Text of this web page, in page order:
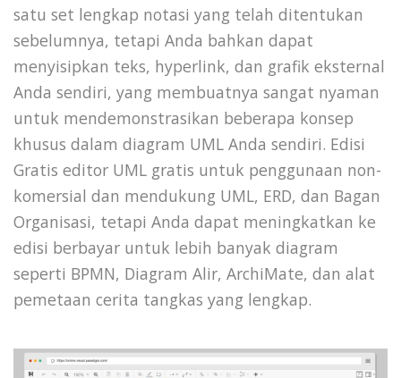
satu set lengkap notasi yang telah ditentukan
sebelumnya, tetapi Anda bahkan dapat
menyisipkan teks, hyperlink, dan grafik eksternal
Anda sendiri, yang membuatnya sangat nyaman
untuk mendemonstrasikan beberapa konsep
khusus dalam diagram UML Anda sendiri. Edisi
Gratis editor UML gratis untuk penggunaan non-
komersial dan mendukung UML, ERD, dan Bagan
Organisasi, tetapi Anda dapat meningkatkan ke
edisi berbayar untuk lebih banyak diagram
seperti BPMN, Diagram Alir, ArchiMate, dan alat
pemetaan cerita tangkas yang lengkap.